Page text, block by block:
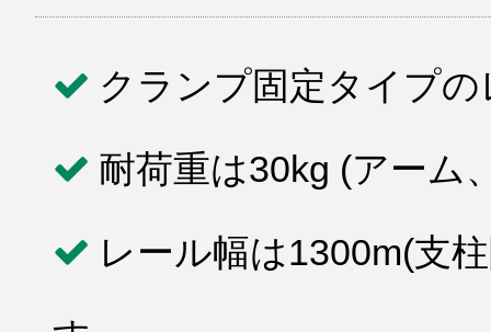
クランプ固定タイプ
耐荷重は30kg (アーム
レール幅は1300m(支